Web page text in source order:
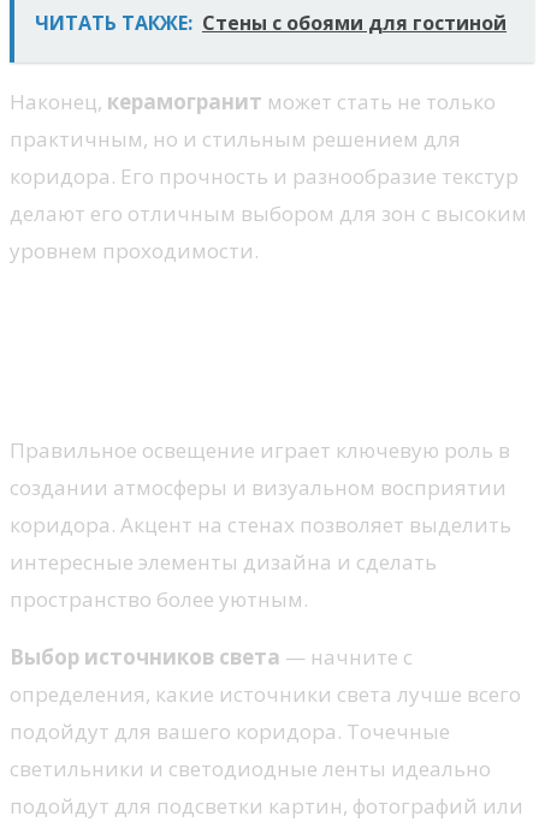
ЧИТАТЬ ТАКЖЕ: Стены с обоями для гостиной
Наконец, керамогранит может стать не только
практичным, но и стильным решением для
коридора. Его прочность и разнообразие текстур
делают его отличным выбором для зон с высоким
уровнем проходимости.
Правильное освещение играет ключевую роль в
создании атмосферы и визуальном восприятии
коридора. Акцент на стенах позволяет выделить
интересные элементы дизайна и сделать
пространство более уютным.
Выбор источников света — начните с
определения, какие источники света лучше всего
подойдут для вашего коридора. Точечные
светильники и светодиодные ленты идеально
подойдут для подсветки картин, фотографий или